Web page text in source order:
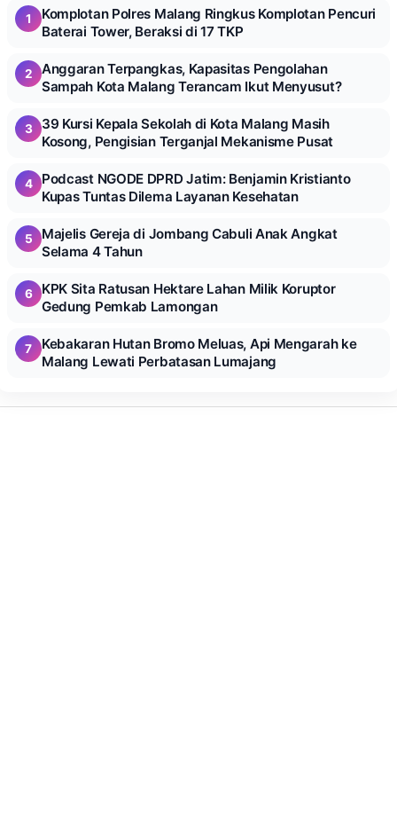
1
Komplotan Polres Malang Ringkus Komplotan Pencuri
Baterai Tower, Beraksi di 17 TKP
2
Anggaran Terpangkas, Kapasitas Pengolahan
Sampah Kota Malang Terancam Ikut Menyusut?
3
39 Kursi Kepala Sekolah di Kota Malang Masih
Kosong, Pengisian Terganjal Mekanisme Pusat
4
Podcast NGODE DPRD Jatim: Benjamin Kristianto
Kupas Tuntas Dilema Layanan Kesehatan
5
Majelis Gereja di Jombang Cabuli Anak Angkat
Selama 4 Tahun
6
KPK Sita Ratusan Hektare Lahan Milik Koruptor
Gedung Pemkab Lamongan
7
Kebakaran Hutan Bromo Meluas, Api Mengarah ke
Malang Lewati Perbatasan Lumajang